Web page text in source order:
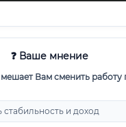
❓ Ваше мнение
Вам сменить работу
стабильность и доход